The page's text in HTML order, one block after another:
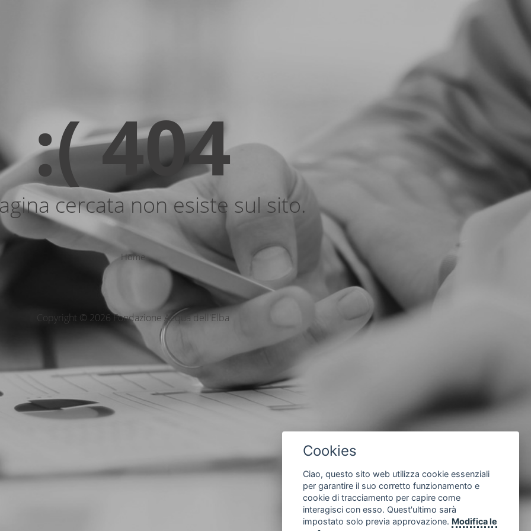
:( 404
cercata non esiste sul sito.
Home
Copyright © 2026 Fondazione Acqua dell'Elba
Cookies
Ciao, questo sito web utilizza cookie essenziali
per garantire il suo corretto funzionamento e
cookie di tracciamento per capire come
interagisci con esso. Quest'ultimo sarà
impostato solo previa approvazione. Modifica le